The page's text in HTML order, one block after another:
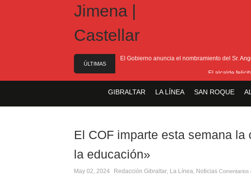
ÚLTIMAS
El Gobierno anuncia el nombramiento del Sr.
El alcalde
GIBRALTAR LA LÍNEA SAN ROQUE
El COF imparte esta semana
la educación»
May 02, 2024 Redacción Gibraltar La Línea Noticias Comentarios